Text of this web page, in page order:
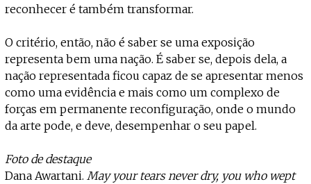
reconhecer é também transformar.
O critério, então, não é saber se uma exposição
representa bem uma nação. É saber se, depois dela, a
nação representada ficou capaz de se apresentar menos
como uma evidência e mais como um complexo de
forças em permanente reconfiguração, onde o mundo
da arte pode, e deve, desempenhar o seu papel.
Foto de destaque
Dana Awartani. May your tears never dry, you who wept